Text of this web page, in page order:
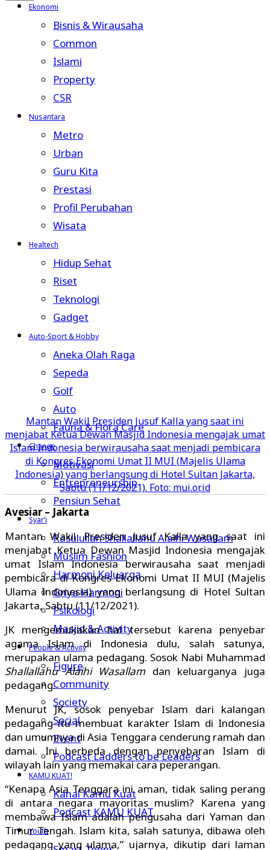
Ekonomi
Bisnis & Wirausaha
Common
Islami
Property
CSR
Nusantara
Metro
Urban
Guru Kita
Prestasi
Profil Perubahan
Wisata
Healtech
Hidup Sehat
Riset
Teknologi
Gadget
Auto-Sport & Hobby
Aneka Olah Raga
Sepeda
Golf
Auto
Fauna & Flora Care
Change
Motivasi
Entrepreneurship
Pensiun Sehat
Syar’i
Rasulullah Shallallahu Alaihi Wasallam
Muslim Fashion
Harmoni Keluarga
Griya Harmoni
Psikologi
Masjid & Activity
People & Activity
Figure
Community
Society
Social
Event
Podcast Ladders to be Leaders
KAMU KUAT!
Kanal Kamu Kuat
Podcast KAMU KUAT
Youth
Mantan Wakil Presiden Jusuf Kalla yang saat ini
menjabat Ketua Dewan Masjid Indonesia mengajak umat
Islam Indonesia berwirausaha saat menjadi pembicara
di Kongres Ekonomi Umat II MUI (Majelis Ulama
Indonesia) yang berlangsung di Hotel Sultan Jakarta,
Sabtu (11/12/2021). Foto: mui.or.id
Avesiar – Jakarta
Mantan Wakil Presiden Jusuf Kalla yang saat ini
menjabat Ketua Dewan Masjid Indonesia mengajak
umat Islam Indonesia berwirausaha saat menjadi
pembicara di Kongres Ekonomi Umat II MUI (Majelis
Ulama Indonesia) yang berlangsung di Hotel Sultan
Jakarta, Sabtu (11/12/2021).
JK mengemukakan hal tersebut karena penyebar
agama Islam di Indonesia dulu, salah satunya,
merupakan ulama pedagang. Sosok Nabi Muhammad
Shallallahu Alaihi Wasallamdan keluarganya juga
pedagang.
Menurut JK, sosok penyebar Islam dari kalangan
pedagang itu membuat karakter Islam di Indonesia
dan umumnya di Asia Tenggara cenderung ramah dan
damai. Ini berbeda dengan penyebaran Islam di
wilayah lain yang memakai cara peperangan.
“Kenapa Asia Tenggara ini aman, tidak saling perang
di antara negara mayoritas muslim? Karena yang
membawa Islam adalah pengusaha dari Yaman dan
Timur Tengah. Islam kita, salah satunya, dibawa oleh
pedagang yang ulama,” ujarnya, dikutip dari laman